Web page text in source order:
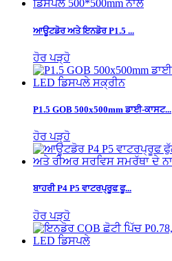
ਆਊਟਡੋਰ ਅਤੇ ਇਨਡੋਰ P1.5 ...
ਹੋਰ ਪੜ੍ਹੋ
P1.5 GOB 500x500mm ਡਾਈ-ਕਾਸਟ...
ਹੋਰ ਪੜ੍ਹੋ
ਬਾਹਰੀ P4 P5 ਵਾਟਰਪ੍ਰੂਫ ਫੂ...
ਹੋਰ ਪੜ੍ਹੋ